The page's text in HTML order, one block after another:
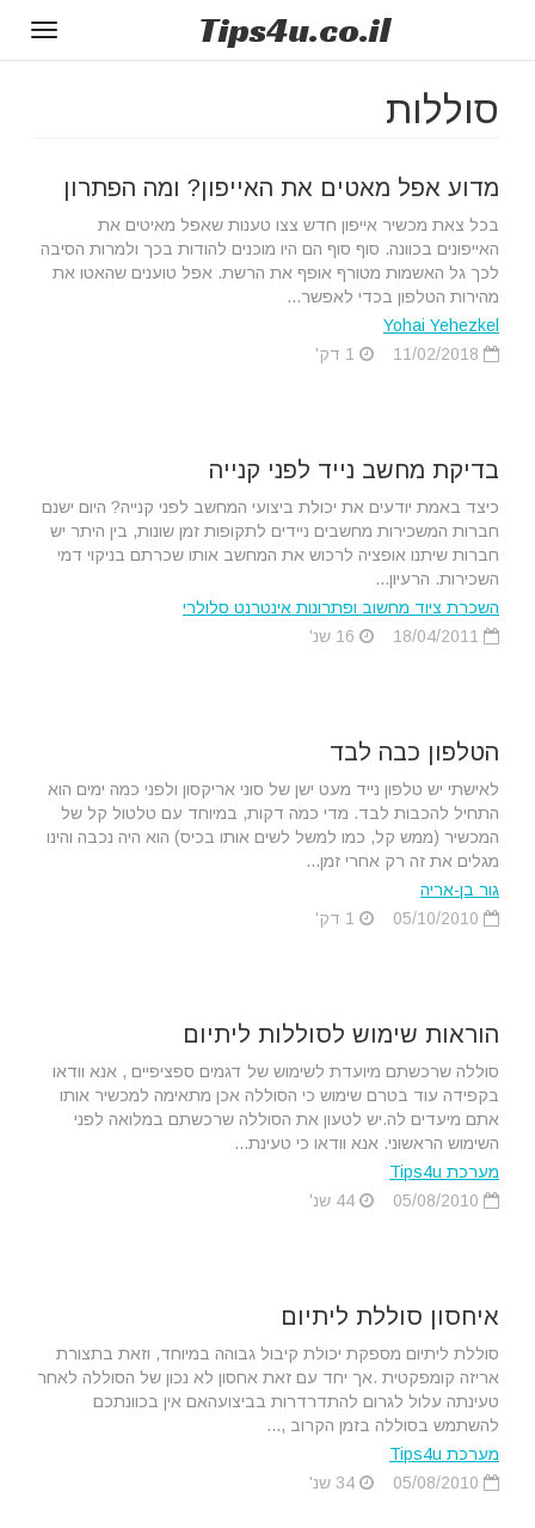
Tips4u.co.il
סוללות
מדוע אפל מאטים את האייפון? ומה הפתרון
בכל צאת מכשיר אייפון חדש צצו טענות שאפל מאיטים את
האייפונים בכוונה. סוף סוף הם היו מוכנים להודות בכך ולמרות הסיבה
לכך גל האשמות מטורף אופף את הרשת. אפל טוענים שהאטו את
מהירות הטלפון בכדי לאפשר...
Yohai Yehezkel
בדיקת מחשב נייד לפני קנייה
כיצד באמת יודעים את יכולת ביצועי המחשב לפני קנייה? היום ישנם
חברות המשכירות מחשבים ניידים לתקופות זמן שונות, בין היתר יש
חברות שיתנו אופציה לרכוש את המחשב אותו שכרתם בניקוי דמי
השכירות. הרעיון...
השכרת ציוד מחשוב ופתרונות אינטרנט סלולרי
הטלפון כבה לבד
לאישתי יש טלפון נייד מעט ישן של סוני אריקסון ולפני כמה ימים הוא
התחיל להכבות לבד. מדי כמה דקות, במיוחד עם טלטול קל של
המכשיר (ממש קל, כמו למשל לשים אותו בכיס) הוא היה נכבה והינו
מגלים את זה רק אחרי זמן...
גור בן-אריה
הוראות שימוש לסוללות ליתיום
סוללה שרכשתם מיועדת לשימוש של דגמים ספציפיים , אנא וודאו
בקפידה עוד בטרם שימוש כי הסוללה אכן מתאימה למכשיר אותו
אתם מיעדים לה.יש לטעון את הסוללה שרכשתם במלואה לפני
השימוש הראשוני. אנא וודאו כי טעינת...
מערכת Tips4u
איחסון סוללת ליתיום
סוללת ליתיום מספקת יכולת קיבול גבוהה במיוחד, וזאת בתצורת
אריזה קומפקטית .אך יחד עם זאת אחסון לא נכון של הסוללה לאחר
טעינתה עלול לגרום להתדרדרות בביצועהאם אין בכוונתכם
להשתמש בסוללה בזמן הקרוב ,...
מערכת Tips4u